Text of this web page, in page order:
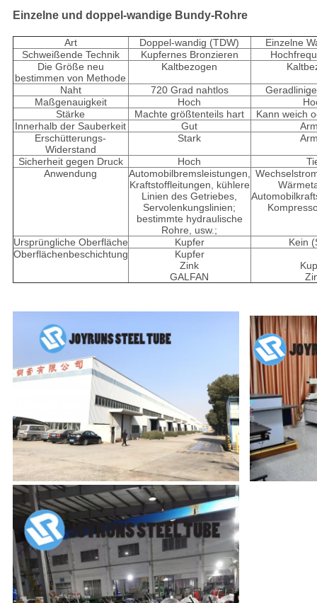
Einzelne und doppel-wandige Bundy-Rohre
Art Doppel-wandig (TDW)
Einzelne
Schweißende Technik
Kupfernes Bronzieren
Die Größe neu
bestimmen von Methode
Kaltbezogen
Naht 720 Grad nahtlos
Maßgenauigkeit
Hoch
Stärke
Machte größtenteils hart
Kann weich
Innerhalb der Sauberkeit
Gut
Erschütterungs-
Widerstand
Stark
Sicherheit gegen Druck Hoch
Anwendung
Automobilbremsleistungen,
Kraftstoffleitungen, kühlere
Linien des Getriebes,
Servolenkungslinien;
bestimmte hydraulische
Rohre, usw.;
Ursprüngliche Oberfläche Kupfer
Kein
Oberflächenbeschichtung
Kupfer
Zink
GALFAN